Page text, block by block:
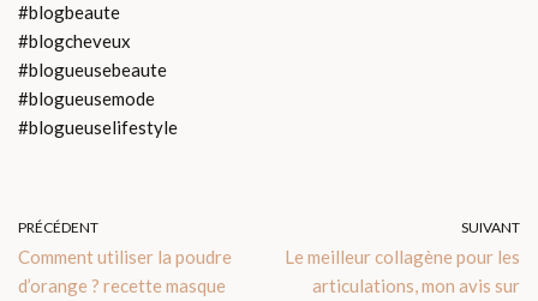
#blogbeaute
#blogcheveux
#blogueusebeaute
#blogueusemode
#blogueuselifestyle
PRÉCÉDENT
Comment utiliser la poudre
d’orange ? recette masque
SUIVANT
Le meilleur collagène pour les
articulations, mon avis sur